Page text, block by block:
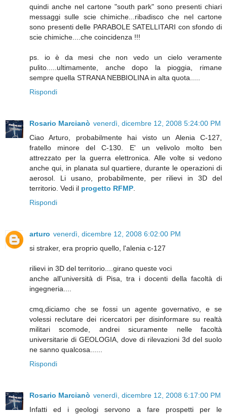
quindi anche nel cartone "south park" sono presenti chiari
messaggi sulle scie chimiche...ribadisco che nel cartone
sono presenti delle PARABOLE SATELLITARI con sfondo di
scie chimiche....che coincidenza !!!
ps. io è da mesi che non vedo un cielo veramente
pulito.....ultimamente, anche dopo la pioggia, rimane
sempre quella STRANA NEBBIOLINA in alta quota.....
Rispondi
Rosario Marcianò venerdì, dicembre 12, 2008 5:24:00 PM
Ciao Arturo, probabilmente hai visto un Alenia C-127,
fratello minore del C-130. E' un velivolo molto ben
attrezzato per la guerra elettronica. Alle volte si vedono
anche qui, in planata sul quartiere, durante le operazioni di
aerosol. Li usano, probabilmente, per rilievi in 3D del
territorio. Vedi il progetto RFMP
Rispondi
arturo venerdì, dicembre 12, 2008 6:02:00 PM
si straker, era proprio quello, l'alenia c-127
rilievi in 3D del territorio....girano queste voci
anche all'università di Pisa, tra i docenti della facoltà di
ingegneria....
cmq,diciamo che se fossi un agente governativo, e se
volessi reclutare dei ricercatori per disinformare su realtà
militari scomode, andrei sicuramente nelle facoltà
universitarie di GEOLOGIA, dove di rilevazioni 3d del suolo
ne sanno qualcosa......
Rispondi
Rosario Marcianò venerdì, dicembre 12, 2008 6:17:00 PM
Infatti ed i geologi servono a fare prospetti per le